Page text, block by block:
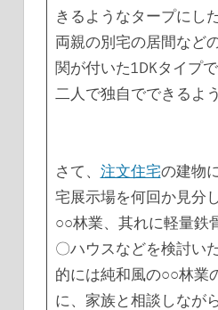
きるようなタープに
両親の別宅の居間など
関が付いた1DKタイプ
二人で独自でできるよ
さて、 注文住宅の建物
宅展示場を何回か見分
○○林業、其れに軽量鉄
〇ハウスなどを検討い
的には純和風の○○林業
に、家族と相談しなが